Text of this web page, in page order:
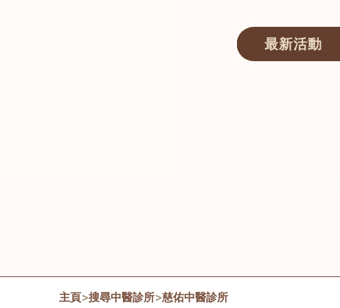
最新活動
主頁>搜尋中醫診所>慈佑中醫診所